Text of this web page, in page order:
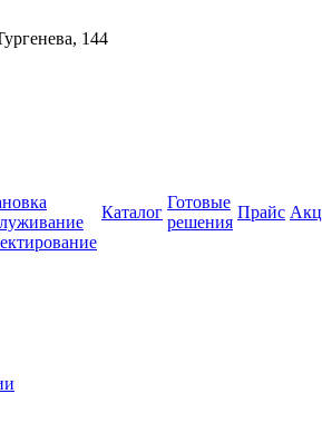
144
Каталог
Готовые
решения
Прайс